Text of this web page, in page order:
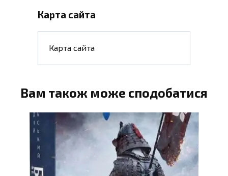
Карта сайта
Карта сайта
Вам також може сподобатися